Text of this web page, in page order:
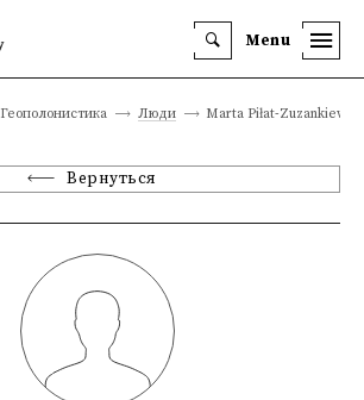
Menu
Геополонистика Люди Marta Piłat-Zuzankiewicz
Вернуться